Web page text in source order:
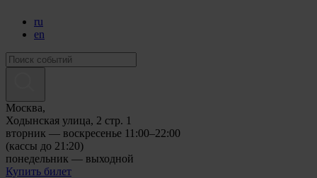
ru
en
Москва,
Ходынская улица, 2 стр. 1
вторник — воскресенье 11:00–22:00
(кассы до 21:20)
понедельник — выходной
Купить билет